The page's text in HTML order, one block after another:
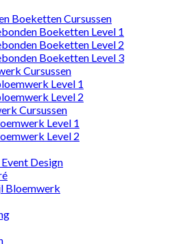
Boeketten Cursussen
Boeketten Level 1
Boeketten Level 2
Boeketten Level 3
Cursussen
Level 1
Level 2
Cursussen
Level 1
Level 2
Design
Bloemwerk